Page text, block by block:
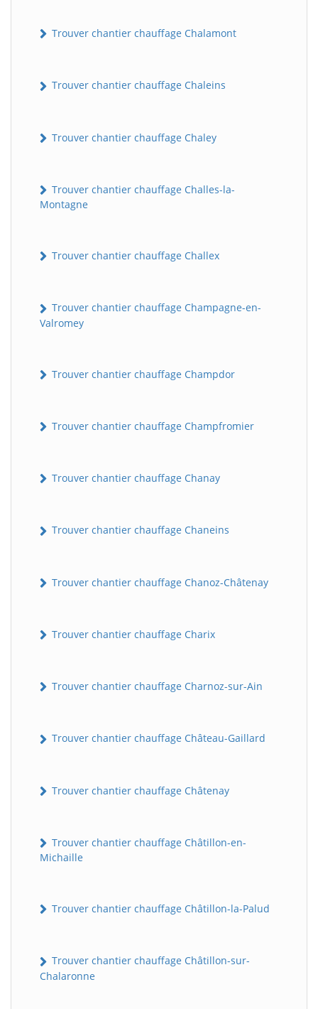
Trouver chantier chauffage Chalamont
Trouver chantier chauffage Chaleins
Trouver chantier chauffage Chaley
Trouver chantier chauffage Challes-la-
Montagne
Trouver chantier chauffage Challex
Trouver chantier chauffage Champagne-en-
Valromey
Trouver chantier chauffage Champdor
Trouver chantier chauffage Champfromier
Trouver chantier chauffage Chanay
Trouver chantier chauffage Chaneins
Trouver chantier chauffage Chanoz-Châtenay
Trouver chantier chauffage Charix
Trouver chantier chauffage Charnoz-sur-Ain
Trouver chantier chauffage Château-Gaillard
Trouver chantier chauffage Châtenay
Trouver chantier chauffage Châtillon-en-
Michaille
Trouver chantier chauffage Châtillon-la-Palud
Trouver chantier chauffage Châtillon-sur-
Chalaronne